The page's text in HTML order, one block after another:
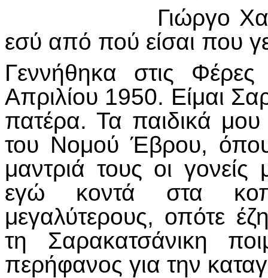
Γιώργο
εσύ από πού είσαι που
Γεννήθηκα στις
Απριλίου 1950. Είμαι
πατέρα. Τα παιδικά
του Νομού Έβρου, όπου
μαντριά τους οι
εγώ κοντά στα
μεγαλύτερους, οπότε
τη Σαρακατσάνικη
περήφανος για την